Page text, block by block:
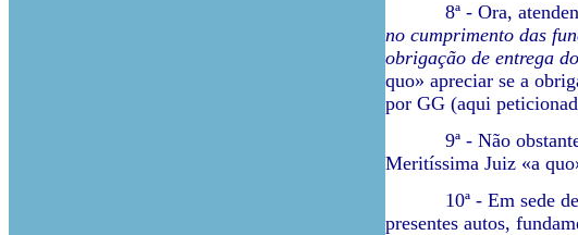
8ª - Ora, atendendo
no cumprimento das
obrigação de entrega
quo» apreciar se a
por GG (aqui
9ª - Não obstante, a
Meritíssima Juiz «a
10ª - Em sede de
presentes autos,